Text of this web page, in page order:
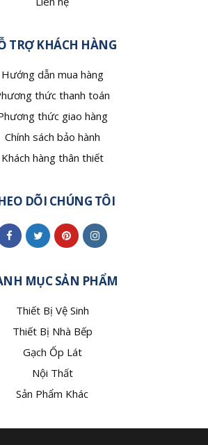
TRỢ KHÁCH HÀNG
Hướng dẫn mua hàng
thức thanh toán
thức giao hàng
Chính sách bảo hành
Khách hàng thân thiết
DÕI CHÚNG TÔI
MỤC SẢN PHẨM
Thiết Bị Vệ Sinh
Thiết Bị Nhà Bếp
Gạch Ốp Lát
Nội Thất
Sản Phẩm Khác